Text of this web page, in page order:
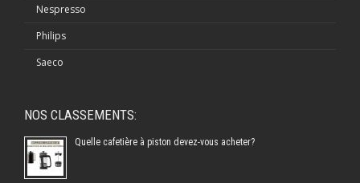
Nespresso
Philips
Saeco
NOS CLASSEMENTS:
Quelle cafetière à piston devez-vous acheter?